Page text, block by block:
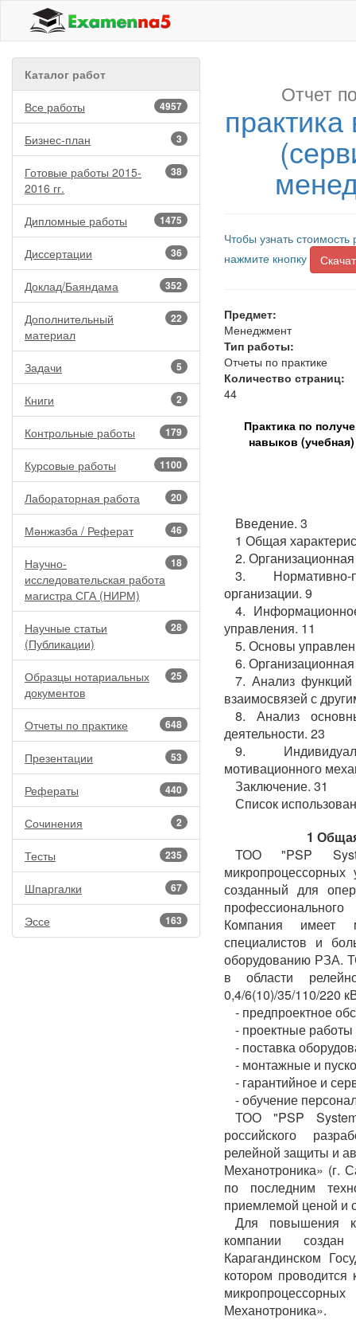
Каталог работ
4957
Все работы
3
Бизнес-план
38
Готовые работы 2015-
2016 гг.
1475
Дипломные работы
36
Диссертации
352
Доклад/Баяндама
22
Дополнительный
материал
5
Задачи
2
Книги
179
Контрольные работы
1100
Курсовые работы
20
Лабораторная работа
46
Мәнжазба / Реферат
18
Научно-
исследовательская работа
магистра СГА (НИРМ)
28
Научные статьи
(Публикации)
25
Образцы нотариальных
документов
648
Отчеты по практике
53
Презентации
440
Рефераты
2
Сочинения
235
Тесты
67
Шпаргалки
163
Эссе
Отчет
Чтобы узнать
нажмите кнопку
Предмет:
Менеджмент
Тип работы:
Отчеты по практике
Количество страниц:
44
Практика по
навыков
Введение. 3
1 Общая
2.
3. Нормативно-
организации. 9
4.
управления. 11
5. Основы
6. Организационная
7. Анализ функций
взаимосвязей с
8. Анализ
деятельности. 23
9.
мотивационного
Заключение. 31
Список
1
ТОО "PSP
созданный для
Компания имеет
специалистов и
оборудованию РЗА.
в области
0,4/6(10)/35/110/220
- предпроектное
- проектные работы
- поставка
- монтажные и
- гарантийное и
- обучение
ТОО "PSP
российского
релейной защиты и
Механотроника» (г.
по последним
приемлемой ценой и
Для повышения
компании
Карагандинском
котором проводится
Механотроника».